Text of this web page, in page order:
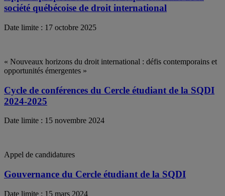
société québécoise de droit international
Date limite : 17 octobre 2025
« Nouveaux horizons du droit international : défis contemporains et
opportunités émergentes »
Cycle de conférences du Cercle étudiant de la SQDI
2024-2025
Date limite : 15 novembre 2024
Appel de candidatures
Gouvernance du Cercle étudiant de la SQDI
Date limite : 15 mars 2024